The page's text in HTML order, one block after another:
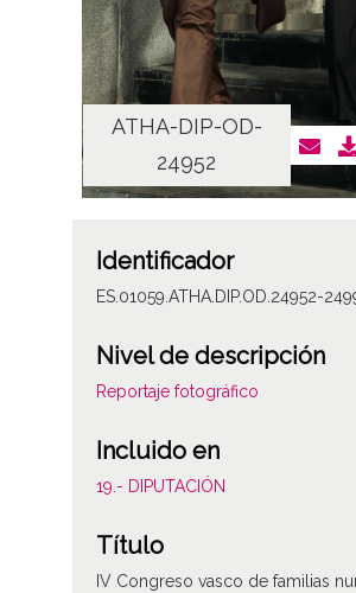
ATHA-DIP-OD-
24952
Identificador
ES.01059.ATHA.DIP.OD.24952-
Nivel de descripción
Reportaje fotográfico
Incluido en
19.- DIPUTACIÓN
Título
IV Congreso vasco de familias